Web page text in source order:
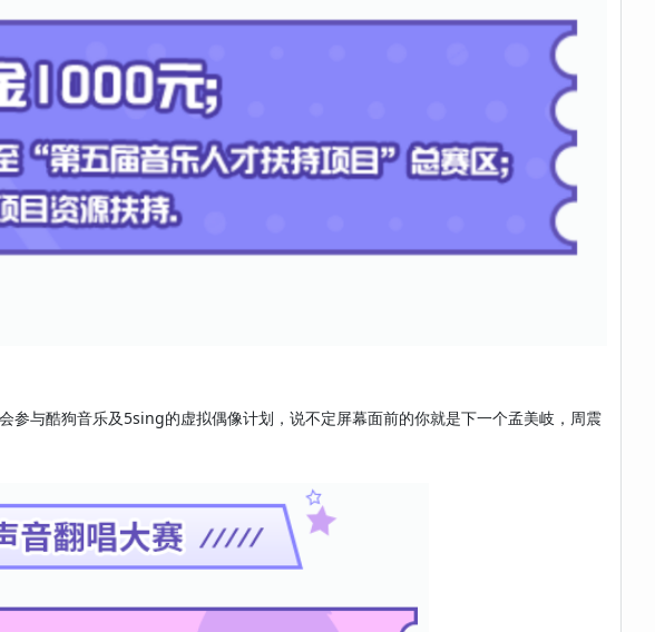
与酷狗音乐及5sing的虚拟偶像计划，说不定屏幕面前的你就是下一个孟美岐，周震